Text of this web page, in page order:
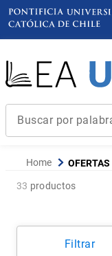
Buscar por palabra
OFERTAS
33 productos
Filtrar